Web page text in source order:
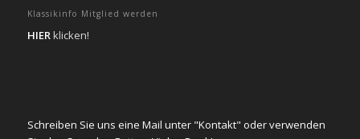
Klassikinfo Mitglied werden
HIERklicken!
Schreiben Sie uns eine Mail unter "Kontakt" oder verwenden